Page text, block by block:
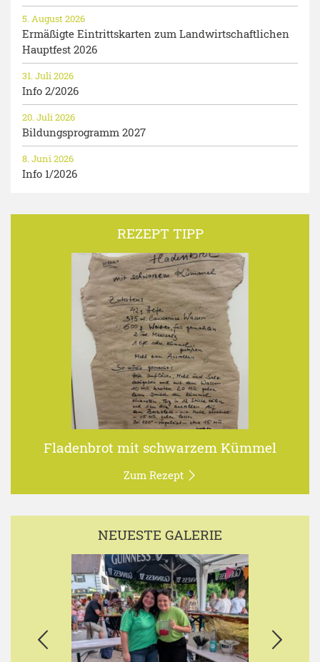
Ermäßigte Eintrittskarten zum Landwirtschaftlichen
Hauptfest 2026
5. August 2026
Info 2/2026
31. Juli 2026
Bildungsprogramm 2027
20. Juli 2026
Info 1/2026
8. Juni 2026
REZEPT TIPP
Fladenbrot mit schwarzem Kümmel
Zum Rezept
NEUESTE GALERIE